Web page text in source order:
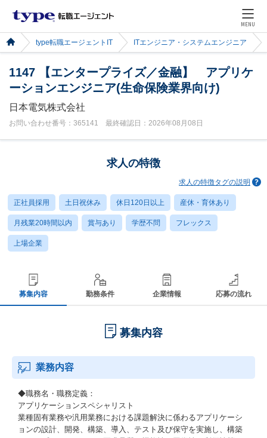
MENU
type転職エージェントIT ITエンジニア・システムエンジニア
1147 【エンタープライズ／金融】 アプリケ
ーションエンジニア(生命保険業界向け)
日本電気株式会社
お問い合わせ番号：365141 最終確認日：2026年08月08日
求人の特徴
求人の特徴タグの説明
正社員採用 土日祝休み 休日120日以上 産休・育休あり
月残業20時間以内 賞与あり 学歴不問 フレックス
上場企業
募集内容 勤務条件 企業情報 応募の流れ
募集内容
業務内容
◆職務名・職務定義：
アプリケーションスペシャリスト
業種固有業務や汎用業務における課題解決に係わるアプリケーシ
ョンの設計、開発、構築、導入、テスト及び保守を実施し、構築